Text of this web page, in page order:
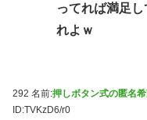
ってれば満足
れよｗ
292 名前:押しボタン式の匿名
ID:TVKzD6/r0